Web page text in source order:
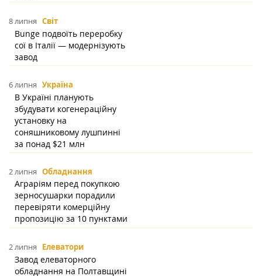
8 липня Світ
Bunge подвоїть переробку
сої в Італії — модернізують
завод
6 липня Україна
В Україні планують
збудувати когенераційну
установку на
соняшниковому лушпинні
за понад $21 млн
2 липня Обладнання
Аграріям перед покупкою
зерносушарки порадили
перевіряти комерційну
пропозицію за 10 пунктами
2 липня Елеватори
Завод елеваторного
обладнання на Полтавщині